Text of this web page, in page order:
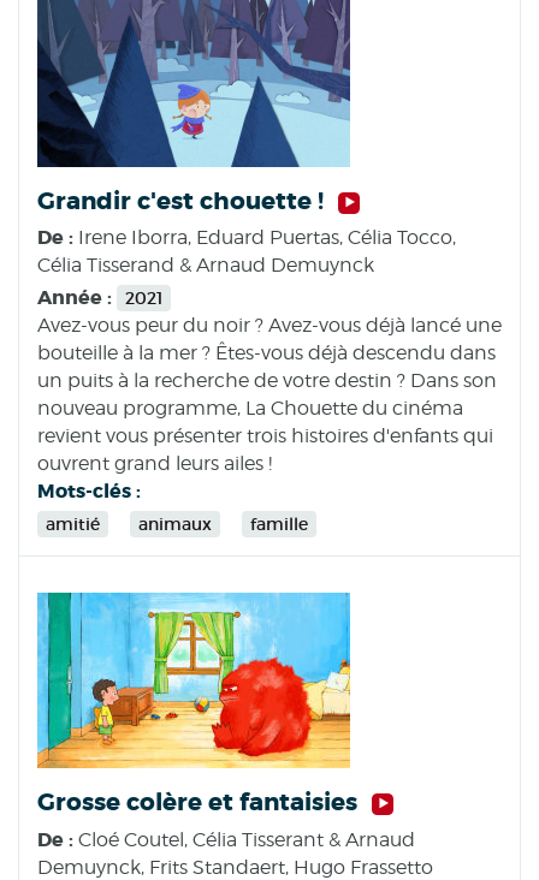
Grandir c'est chouette !
De : Irene Iborra, Eduard Puertas, Célia Tocco,
Célia Tisserand & Arnaud Demuynck
Année : 2021
Avez-vous peur du noir ? Avez-vous déjà lancé une
bouteille à la mer ? Êtes-vous déjà descendu dans
un puits à la recherche de votre destin ? Dans son
nouveau programme, La Chouette du cinéma
revient vous présenter trois histoires d'enfants qui
ouvrent grand leurs ailes !
Mots-clés :
amitié animaux famille
Grosse colère et fantaisies
De : Cloé Coutel, Célia Tisserant & Arnaud
Demuynck, Frits Standaert, Hugo Frassetto